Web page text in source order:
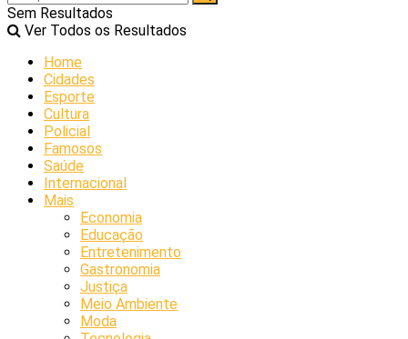
Sem Resultados
Ver Todos os Resultados
Home
Cidades
Esporte
Cultura
Policial
Famosos
Saúde
Internacional
Mais
Economia
Educação
Entretenimento
Gastronomia
Justiça
Meio Ambiente
Moda